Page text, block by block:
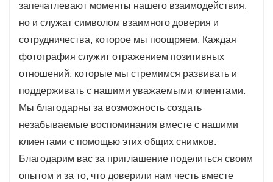
запечатлевают моменты нашего взаимодействия,
но и служат символом взаимного доверия и
сотрудничества, которое мы поощряем. Каждая
фотография служит отражением позитивных
отношений, которые мы стремимся развивать и
поддерживать с нашими уважаемыми клиентами.
Мы благодарны за возможность создать
незабываемые воспоминания вместе с нашими
клиентами с помощью этих общих снимков.
Благодарим вас за приглашение поделиться своим
опытом и за то, что доверили нам честь вместе